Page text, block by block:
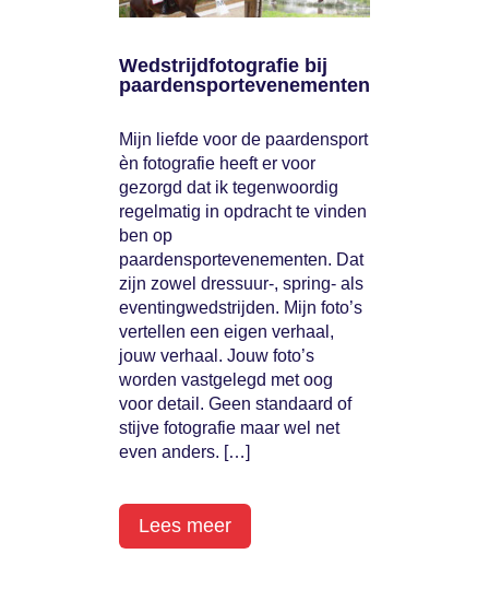
Wedstrijdfotografie bij
paardensportevenementen
Mijn liefde voor de paardensport
èn fotografie heeft er voor
gezorgd dat ik tegenwoordig
regelmatig in opdracht te vinden
ben op
paardensportevenementen. Dat
zijn zowel dressuur-, spring- als
eventingwedstrijden. Mijn foto’s
vertellen een eigen verhaal,
jouw verhaal. Jouw foto’s
worden vastgelegd met oog
voor detail. Geen standaard of
stijve fotografie maar wel net
even anders. […]
Lees meer